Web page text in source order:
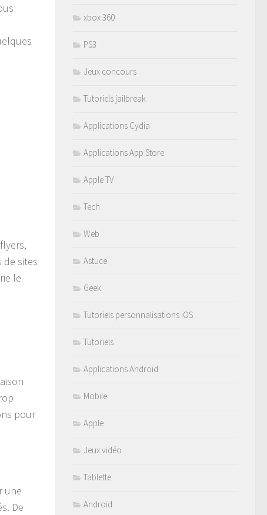
de sites
le
pour
une
De
xbox 360
PS3
Jeux concours
Tutoriels jailbreak
Applications Cydia
Applications App Store
Apple TV
Tech
Web
Astuce
Geek
Tutoriels personnalisations iOS
Tutoriels
Applications Android
Mobile
Apple
Jeux vidéo
Tablette
Android